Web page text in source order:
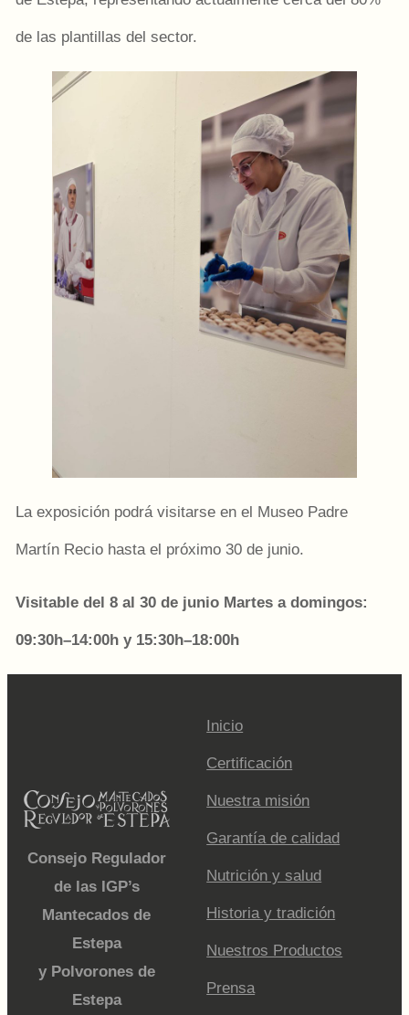
de las plantillas del sector.
La exposición podrá visitarse en el Museo Padre
Martín Recio hasta el próximo 30 de junio.
Visitable del 8 al 30 de junio Martes a domingos:
09:30h–14:00h y 15:30h–18:00h
Consejo Regulador
de las IGP’s
Mantecados de
Estepa
y Polvorones de
Estepa
Inicio
Certificación
Nuestra misión
Garantía de calidad
Nutrición y salud
Historia y tradición
Nuestros Productos
Prensa